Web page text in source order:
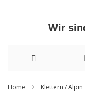
Wir
Home Klettern / Alpin